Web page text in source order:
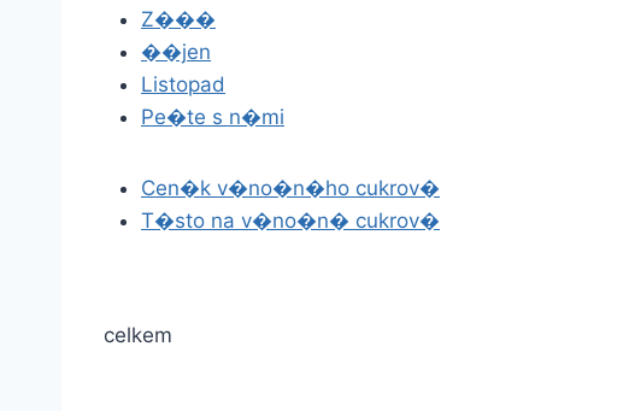
Z���
��jen
Listopad
Pe�te s n�mi
Cen�k v�no�n�ho cukrov�
T�sto na v�no�n� cukrov�
celkem